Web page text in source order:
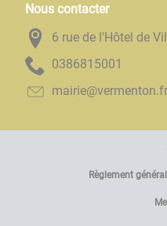
Nous contacter
6 rue de l'Hôtel de
1005186830
rf.notnemrev@eiriam
Règlement